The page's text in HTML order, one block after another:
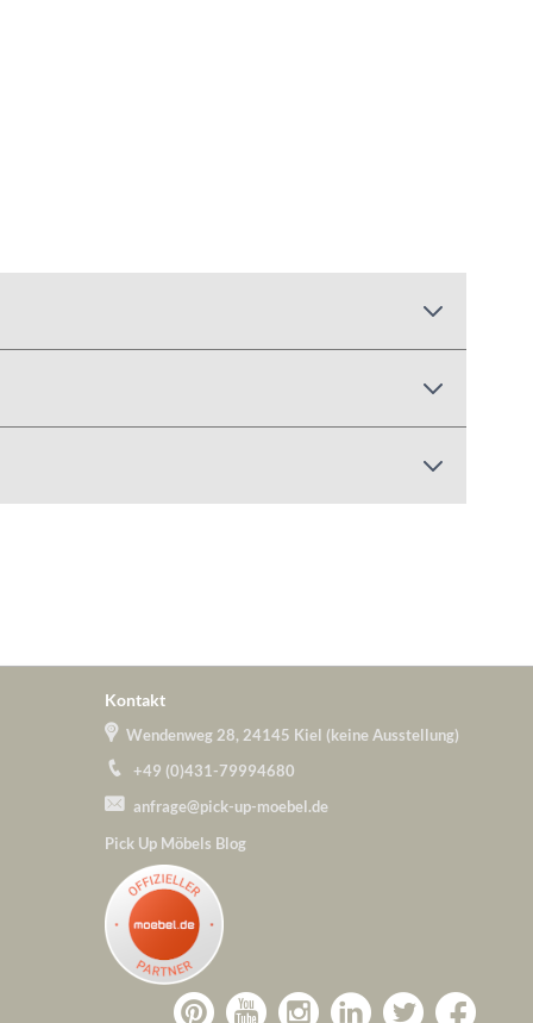
Kontakt
Wendenweg 28, 24145 Kiel (keine Ausstellung)
+49 (0)431-79994680
anfrage@pick-up-moebel.de
Pick Up Möbels Blog
Zu Zu Zu Zu Pick-